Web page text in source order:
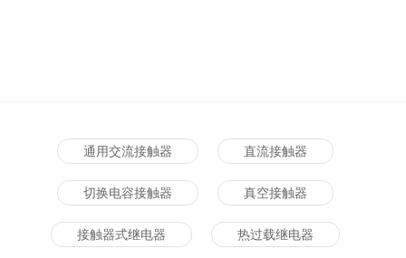
通用交流接触器 直流接触器
切换电容接触器 真空接触器
接触器式继电器 热过载继电器